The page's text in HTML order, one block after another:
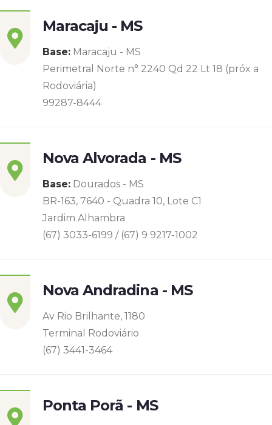
Maracaju - MS
Base: Maracaju - MS
Perimetral Norte n° 2240 Qd 22 Lt 18 (próx a
Rodoviária)
99287-8444
Nova Alvorada - MS
Base: Dourados - MS
BR-163, 7640 - Quadra 10, Lote C1
Jardim Alhambra
(67) 3033-6199 / (67) 9 9217-1002
Nova Andradina - MS
Av Rio Brilhante, 1180
Terminal Rodoviário
(67) 3441-3464
Ponta Porã - MS